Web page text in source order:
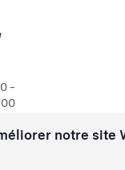
-
notre site